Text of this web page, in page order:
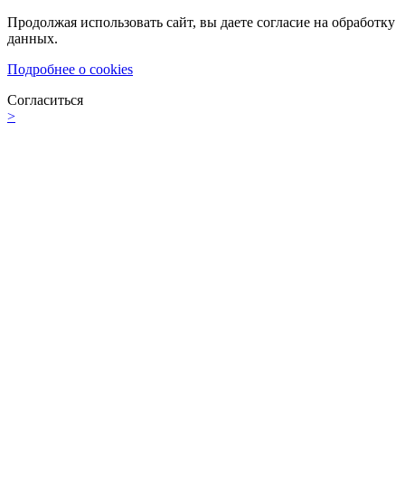
Продолжая использовать сайт, вы даете согласие на обработку
данных.
Подробнее о cookies
Согласиться
>